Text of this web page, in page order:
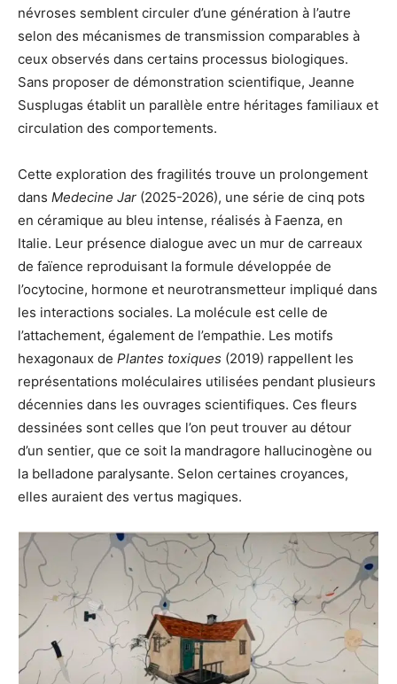
névroses semblent circuler d’une génération à l’autre
selon des mécanismes de transmission comparables à
ceux observés dans certains processus biologiques.
Sans proposer de démonstration scientifique, Jeanne
Susplugas établit un parallèle entre héritages familiaux et
circulation des comportements.
Cette exploration des fragilités trouve un prolongement
dans Medecine Jar (2025-2026), une série de cinq pots
en céramique au bleu intense, réalisés à Faenza, en
Italie. Leur présence dialogue avec un mur de carreaux
de faïence reproduisant la formule développée de
l’ocytocine, hormone et neurotransmetteur impliqué dans
les interactions sociales. La molécule est celle de
l’attachement, également de l’empathie. Les motifs
hexagonaux de Plantes toxiques (2019) rappellent les
représentations moléculaires utilisées pendant plusieurs
décennies dans les ouvrages scientifiques. Ces fleurs
dessinées sont celles que l’on peut trouver au détour
d’un sentier, que ce soit la mandragore hallucinogène ou
la belladone paralysante. Selon certaines croyances,
elles auraient des vertus magiques.